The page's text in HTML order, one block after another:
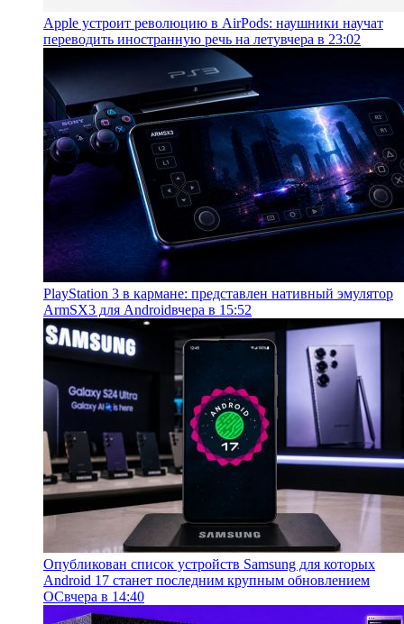
Apple устроит революцию в AirPods: наушники научат
переводить иностранную речь на летувчера в 23:02
PlayStation 3 в кармане: представлен нативный эмулятор
ArmSX3 для Androidвчера в 15:52
Опубликован список устройств Samsung для которых
Android 17 станет последним крупным обновлением
ОСвчера в 14:40